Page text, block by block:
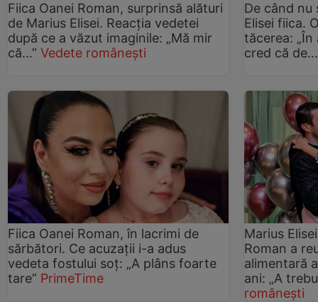
Fiica Oanei Roman, surprinsă alături
de Marius Elisei. Reacția vedetei
după ce a văzut imaginile: „Mă mir
că...” Vedete românești
De când nu
Elisei fiica.
tăcerea:
cred că
Fiica Oanei Roman, în lacrimi de
sărbători. Ce acuzații i-a adus
vedeta fostului soț: „A plâns foarte
tare” PrimeTime
Marius
Roman a
alimentară
ani: „A
românești